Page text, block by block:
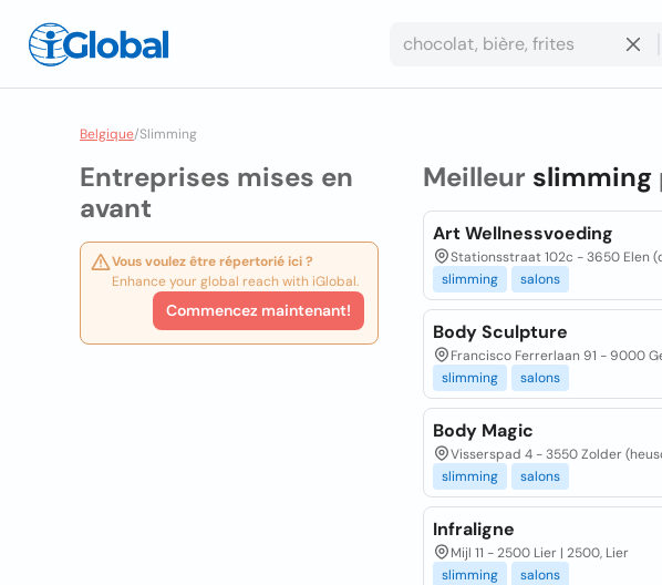
Belgique/Slimming
Entreprises mises en
avant
Vous voulez être répertorié ici ?
Enhance your global reach with iGlobal.
Commencez maintenant!
Meilleur slimming
Art Wellnessvoeding
Stationsstraat 102c - 3650 Elen
slimming
salons
Body Sculpture
Francisco Ferrerlaan 91 - 9000
slimming
salons
Body Magic
Visserspad 4 - 3550 Zolder
slimming
salons
Infraligne
Mijl 11 - 2500 Lier | 2500, Lier
slimming
salons